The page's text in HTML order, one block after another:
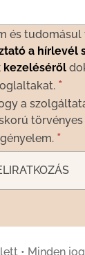
és tudomásul
a hírlevél
kezeléséről
*
a
*
• Minden